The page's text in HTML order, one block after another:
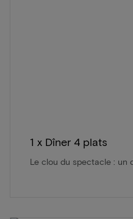
1 x Dîner 4 plats
Le clou du spectacle : un